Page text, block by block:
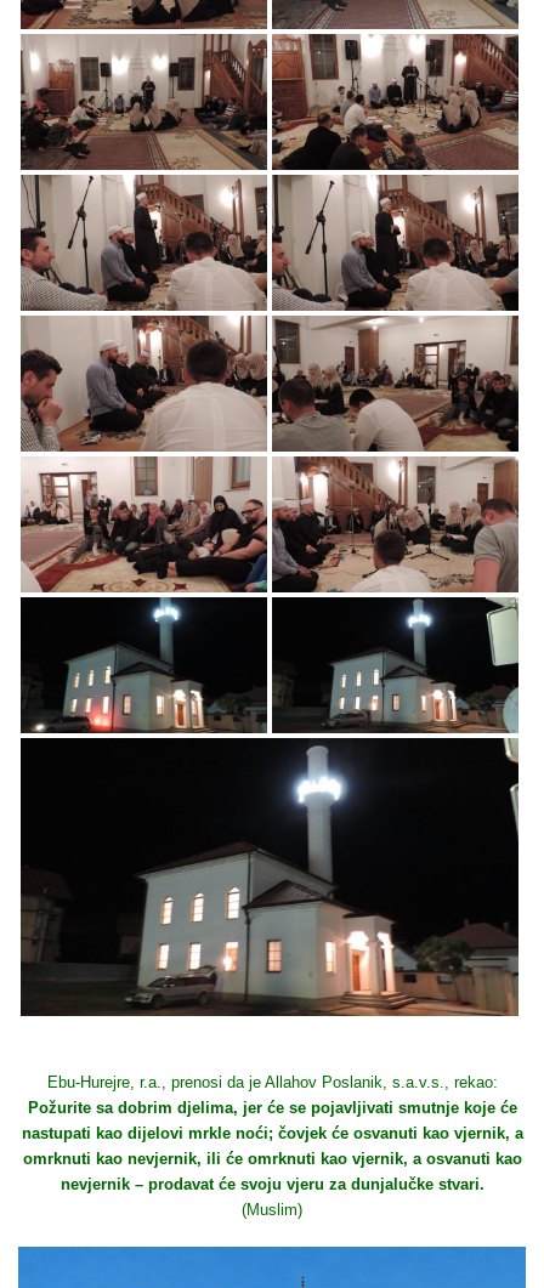
Ebu-Hurejre, r.a., prenosi da je Allahov Poslanik, s.a.v.s., rekao:
Požurite sa dobrim djelima, jer će se pojavljivati smutnje koje će
nastupati kao dijelovi mrkle noći; čovjek će osvanuti kao vjernik, a
omrknuti kao nevjernik, ili će omrknuti kao vjernik, a osvanuti kao
nevjernik – prodavat će svoju vjeru za dunjalučke stvari.
(Muslim)